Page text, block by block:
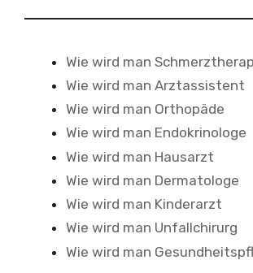
Wie wird man
Wie wird man Arztassistent
Wie wird man Orthopäde
Wie wird man Endokrinologe
Wie wird man Hausarzt
Wie wird man Dermatologe
Wie wird man Kinderarzt
Wie wird man Unfallchirurg
Wie wird man